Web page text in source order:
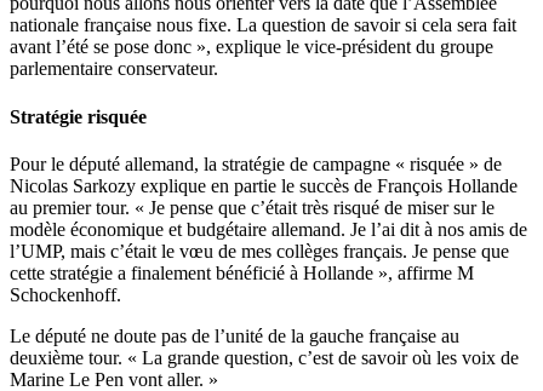
nationale française nous fixe. La question de savoir si cela sera fait
avant l’été se pose donc », explique le vice-président du groupe
parlementaire conservateur.
Stratégie risquée
Pour le député allemand, la stratégie de campagne « risquée » de
Nicolas Sarkozy explique en partie le succès de François Hollande
au premier tour. « Je pense que c’était très risqué de miser sur le
modèle économique et budgétaire allemand. Je l’ai dit à nos amis de
l’UMP, mais c’était le vœu de mes collèges français. Je pense que
cette stratégie a finalement bénéficié à Hollande », affirme M
Schockenhoff.
Le député ne doute pas de l’unité de la gauche française au
deuxième tour. « La grande question, c’est de savoir où les voix de
Marine Le Pen vont aller. »